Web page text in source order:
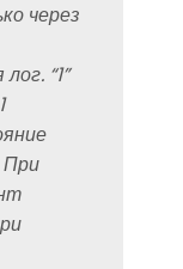
через
“1”
При